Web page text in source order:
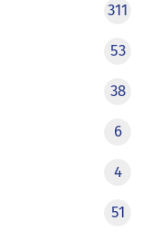
311
53
38
6
4
51